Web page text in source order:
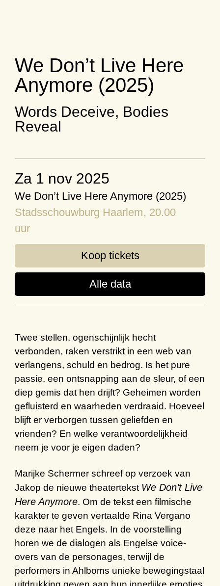
We Don’t Live Here
Anymore (2025)
Words Deceive, Bodies
Reveal
za 1 nov 2025
We Don’t Live Here Anymore (2025)
Stadsschouwburg Haarlem, 20.00
uur
Koop tickets
Alle data
Twee stellen, ogenschijnlijk hecht
verbonden, raken verstrikt in een web van
verlangens, schuld en bedrog. Is het pure
passie, een ontsnapping aan de sleur, of een
diep gemis dat hen drijft? Geheimen worden
gefluisterd en waarheden verdraaid. Hoeveel
blijft er verborgen tussen geliefden en
vrienden? En welke verantwoordelijkheid
neem je voor je eigen daden?
Marijke Schermer schreef op verzoek van
Jakop de nieuwe theatertekst We Don’t Live
Here Anymore. Om de tekst een filmische
karakter te geven vertaalde Rina Vergano
deze naar het Engels. In de voorstelling
horen we de dialogen als Engelse voice-
overs van de personages, terwijl de
performers in Ahlboms unieke bewegingstaal